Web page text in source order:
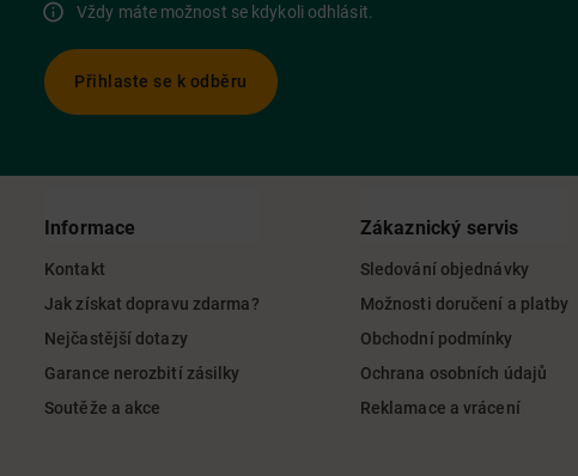
Vždy máte možnost se kdykoli odhlásit.
Přihlaste se k odběru
Informace
Kontakt
Jak získat dopravu zdarma?
Nejčastější dotazy
Garance nerozbití zásilky
Soutěže a akce
Zákaznický servis
Sledování objednávky
Možnosti doručení a platby
Obchodní podmínky
Ochrana osobních údajů
Reklamace a vrácení